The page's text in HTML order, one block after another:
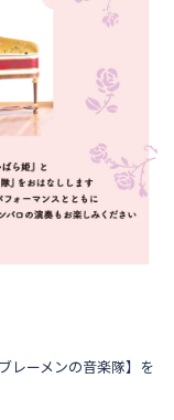
レーメンの音楽隊】を